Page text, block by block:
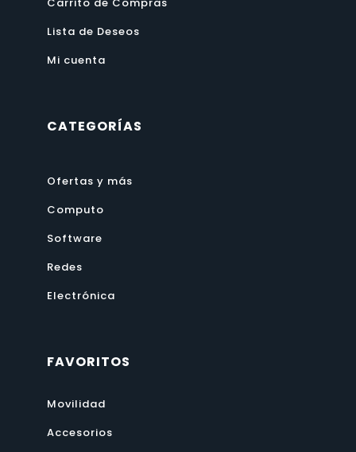
Lista de Deseos
Mi cuenta
CATEGORÍAS
Ofertas y más
Computo
Software
Redes
Electrónica
FAVORITOS
Movilidad
Accesorios